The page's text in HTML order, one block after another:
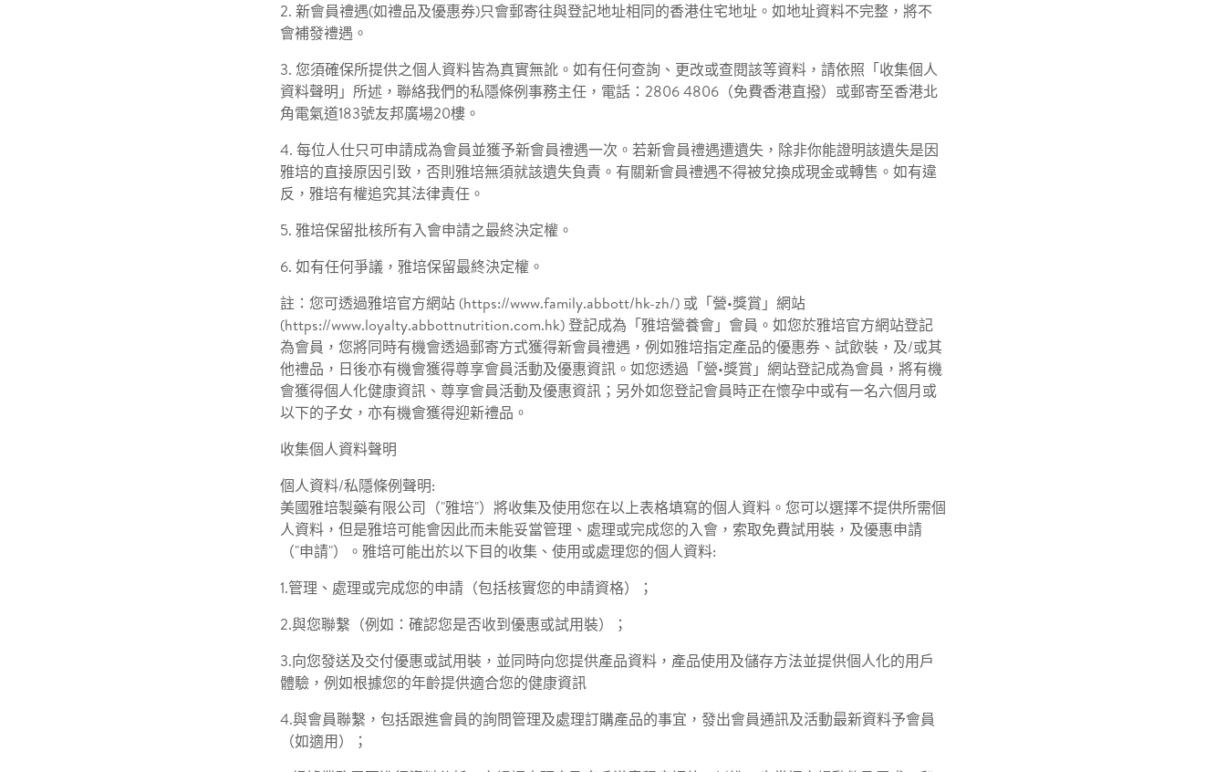
2. 新會員禮遇(如禮品及優惠券)只會郵寄往與登記地址相同的香港住宅地址。如地址資料不完整，將不
會補發禮遇。
3. 您須確保所提供之個人資料皆為真實無訛。如有任何查詢、更改或查閱該等資料，請依照「收集個人
資料聲明」所述，聯絡我們的私隱條例事務主任，電話：2806 4806（免費香港直撥）或郵寄至香港北
角電氣道183號友邦廣場20樓。
4. 每位人仕只可申請成為會員並獲予新會員禮遇一次。若新會員禮遇遭遺失，除非你能證明該遺失是因
雅培的直接原因引致，否則雅培無須就該遺失負責。有關新會員禮遇不得被兌換成現金或轉售。如有違
反，雅培有權追究其法律責任。
5. 雅培保留批核所有入會申請之最終決定權。
6. 如有任何爭議，雅培保留最終決定權。
註：您可透過雅培官方網站 (https://www.family.abbott/hk-zh/) 或「營•獎賞」網站
(https://www.loyalty.abbottnutrition.com.hk) 登記成為「雅培營養會」會員。如您於雅培官方網站登記
為會員，您將同時有機會透過郵寄方式獲得新會員禮遇，例如雅培指定產品的優惠券、試飲裝，及/或其
他禮品，日後亦有機會獲得尊享會員活動及優惠資訊。如您透過「營•獎賞」網站登記成為會員，將有機
會獲得個人化健康資訊、尊享會員活動及優惠資訊；另外如您登記會員時正在懷孕中或有一名六個月或
以下的子女，亦有機會獲得迎新禮品。
收集個人資料聲明
個人資料/私隱條例聲明:
美國雅培製藥有限公司（"雅培"）將收集及使用您在以上表格填寫的個人資料。您可以選擇不提供所需個
人資料，但是雅培可能會因此而未能妥當管理、處理或完成您的入會，索取免費試用裝，及優惠申請
（"申請"）。雅培可能出於以下目的收集、使用或處理您的個人資料:
1.管理、處理或完成您的申請（包括核實您的申請資格）；
2.與您聯繫（例如：確認您是否收到優惠或試用裝）；
3.向您發送及交付優惠或試用裝，並同時向您提供產品資料，產品使用及儲存方法並提供個人化的用戶
體驗，例如根據您的年齡提供適合您的健康資訊
4.與會員聯繫，包括跟進會員的詢問管理及處理訂購產品的事宜，發出會員通訊及活動最新資料予會員
（如適用）；